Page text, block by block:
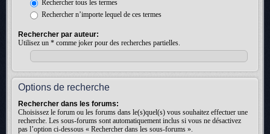
Rechercher tous les termes
Rechercher n’importe lequel de ces termes
Rechercher par auteur:
Utilisez un * comme joker pour des recherches partielles.
Options de recherche
Rechercher dans les forums:
Choisissez le forum ou les forums dans le(s)quel(s) vous souhaitez effectuer une
recherche. Les sous-forums sont automatiquement inclus si vous ne désactivez
pas l’option ci-dessous « Rechercher dans les sous-forums ».